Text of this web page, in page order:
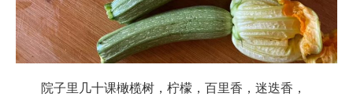
院子里几十课橄榄树，柠檬，百里香，迷迭香，